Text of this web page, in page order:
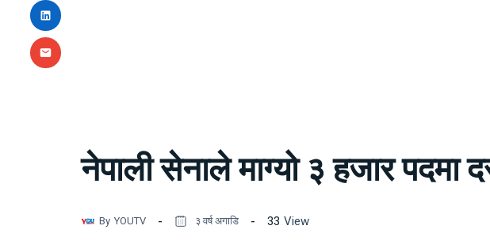
नेपाली सेनाले माग्यो ३ हजार पदमा
By YOUTV ३ वर्ष अगाडि 33 View